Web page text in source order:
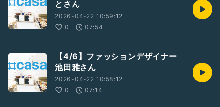
とさん
2026-04-22 10:59:12
0
07:54
【4/6】ファッションデザイナー
池田雅さん
2026-04-22 10:58:12
0
07:14